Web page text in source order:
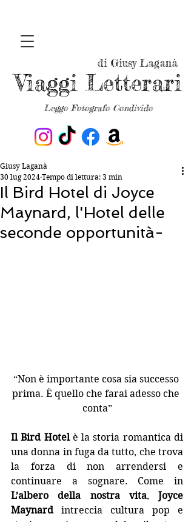
Leggo Fotografo Condivido
Viaggi Letterari
di Giusy Laganà
Il Bird Hotel di Joyce
Maynard, l'Hotel delle
seconde opportunità-
Giusy Laganà
30 lug 2024 Tempo di lettura: 3 min
“Non è importante cosa sia successo
prima. È quello che farai adesso che
conta”
Il Bird Hotel è la storia romantica di
una donna in fuga da tutto, che trova
la forza di non arrendersi e
L’albero della nostra vita, Joyce
Maynard intreccia cultura pop e